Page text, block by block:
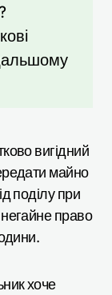
вигідний
майно
поділу при
право
хоче